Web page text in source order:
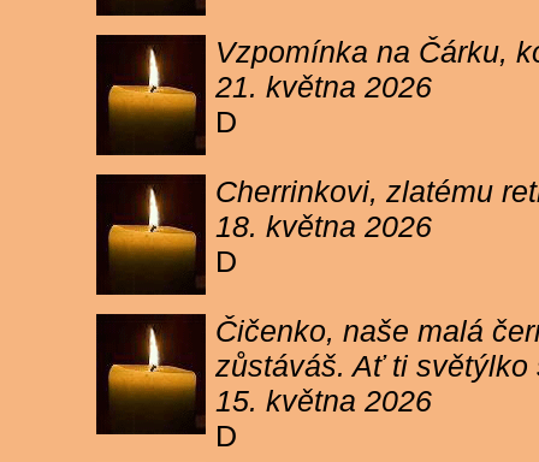
Vzpomínka na Čárku,
21. května 2026
D
Cherrinkovi, zlatému
18. května 2026
D
Čičenko, naše malá
zůstáváš. Ať ti
15. května 2026
D